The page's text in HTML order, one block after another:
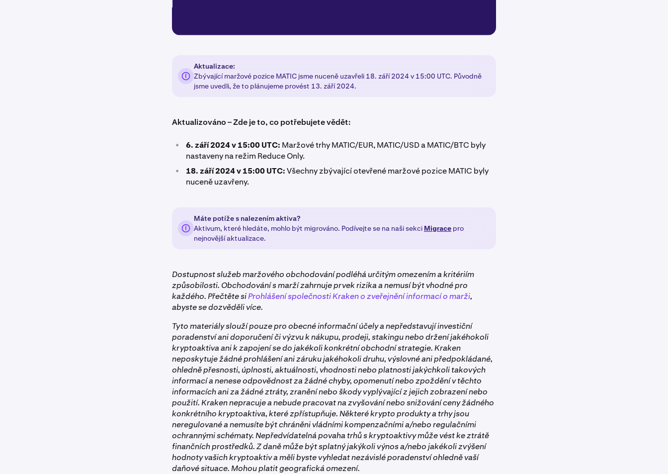
Aktualizace:
Zbývající maržové pozice MATIC jsme nuceně uzavřeli 18. září 2024 v 15:00 UTC. Původně
jsme uvedli, že to plánujeme provést 13. září 2024.
Aktualizováno – Zde je to, co potřebujete vědět:
• 6. září 2024 v 15:00 UTC: Maržové trhy MATIC/EUR, MATIC/USD a MATIC/BTC byly
nastaveny na režim Reduce Only.
• 18. září 2024 v 15:00 UTC:Všechny zbývající otevřené maržové pozice MATIC byly
nuceně uzavřeny.
Máte potíže s nalezením aktiva?
Aktivum, které hledáte, mohlo být migrováno. Podívejte se na naši sekci Migrace pro
nejnovější aktualizace.
Dostupnost služeb maržového obchodování podléhá určitým omezením a kritériím
způsobilosti. Obchodování s marží zahrnuje prvek rizika a nemusí být vhodné pro
každého. Přečtěte siProhlášení společnosti Kraken o zveřejnění informací o marži,
abyste se dozvěděli více.
Tyto materiály slouží pouze pro obecné informační účely a nepředstavují investiční
poradenství ani doporučení či výzvu k nákupu, prodeji, stakingu nebo držení jakéhokoli
kryptoaktiva ani k zapojení se do jakékoli konkrétní obchodní strategie. Kraken
neposkytuje žádné prohlášení ani záruku jakéhokoli druhu, výslovné ani předpokládané,
ohledně přesnosti, úplnosti, aktuálnosti, vhodnosti nebo platnosti jakýchkoli takových
informací a nenese odpovědnost za žádné chyby, opomenutí nebo zpoždění v těchto
informacích ani za žádné ztráty, zranění nebo škody vyplývající z jejich zobrazení nebo
použití. Kraken nepracuje a nebude pracovat na zvyšování nebo snižování ceny žádného
konkrétního kryptoaktiva, které zpřístupňuje. Některé krypto produkty a trhy jsou
neregulované a nemusíte být chráněni vládními kompenzačními a/nebo regulačními
ochrannými schématy. Nepředvídatelná povaha trhů s kryptoaktivy může vést ke ztrátě
finančních prostředků. Z daně může být splatný jakýkoli výnos a/nebo jakékoli zvýšení
hodnoty vašich kryptoaktiv a měli byste vyhledat nezávislé poradenství ohledně vaší
daňové situace. Mohou platit geografická omezení.